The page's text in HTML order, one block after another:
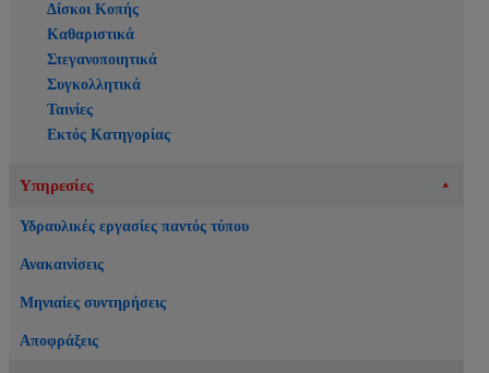
Δίσκοι Κοπής
Καθαριστικά
Στεγανοποιητικά
Συγκολλητικά
Ταινίες
Εκτός Κατηγορίας
Υπηρεσίες
Υδραυλικές εργασίες παντός τύπου
Ανακαινίσεις
Μηνιαίες συντηρήσεις
Αποφράξεις